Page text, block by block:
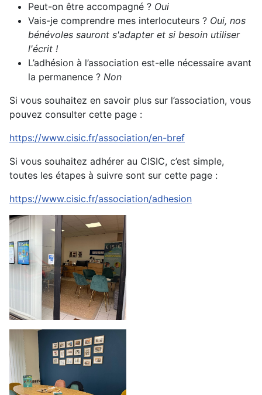
Peut-on être accompagné ? Oui
Vais-je comprendre mes interlocuteurs ? Oui, nos
bénévoles sauront s'adapter et si besoin utiliser
l'écrit !
L’adhésion à l’association est-elle nécessaire avant
la permanence ? Non
Si vous souhaitez en savoir plus sur l’association, vous
pouvez consulter cette page :
https://www.cisic.fr/association/en-bref
Si vous souhaitez adhérer au CISIC, c’est simple,
toutes les étapes à suivre sont sur cette page :
https://www.cisic.fr/association/adhesion